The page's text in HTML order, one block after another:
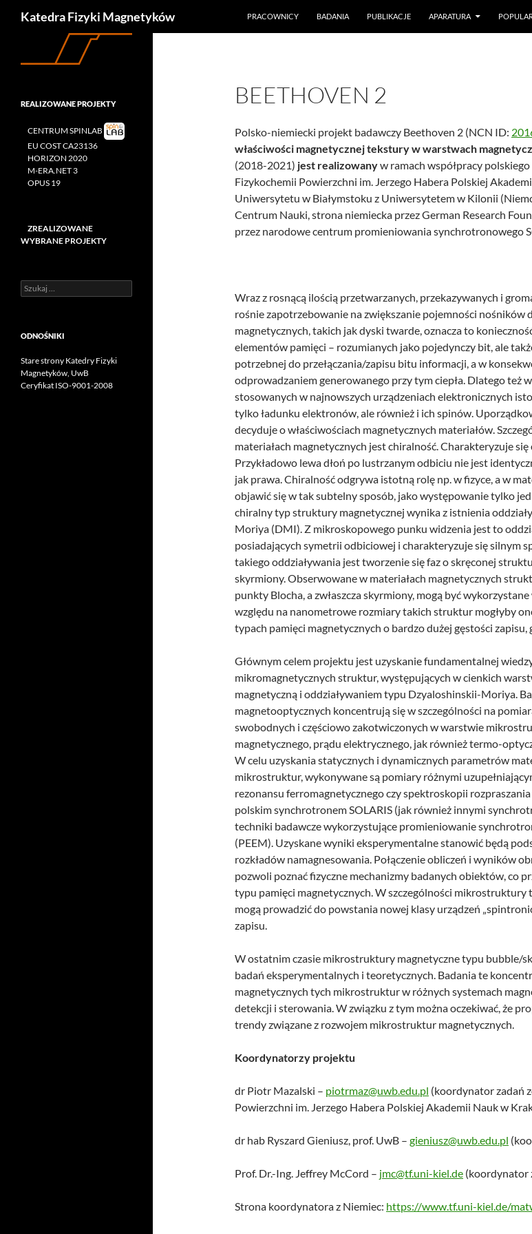
Katedra Fizyki Magnetyków PRACOWNICY BADANIA PUBLIKACJE APARATURA
BEETHOVEN 2
Polsko-niemiecki projekt badawczy Beethoven 2 (NCN ID:
właściwości magnetycznej tekstury w warstwach
(2018-2021) jest realizowanyw ramach współpracy
Fizykochemii Powierzchni im. Jerzego Habera Polskiej
Uniwersytetu w Białymstoku z Uniwersytetem w Kilonii
Centrum Nauki, strona niemiecka przez German Research
przez narodowe centrum promieniowania synchrotronowego
Wraz z rosnącą ilością przetwarzanych, przekazywanych i
rośnie zapotrzebowanie na zwiększanie pojemności nośników
magnetycznych, takich jak dyski twarde, oznacza to
elementów pamięci – rozumianych jako pojedynczy bit, ale
potrzebnej do przełączania/zapisu bitu informacji, a w
odprowadzaniem generowanego przy tym ciepła. Dlatego też
stosowanych w najnowszych urządzeniach elektronicznych
tylko ładunku elektronów, ale również i ich spinów.
decyduje o właściwościach magnetycznych materiałów.
materiałach magnetycznych jest chiralność. Charakteryzuje
Przykładowo lewa dłoń po lustrzanym odbiciu nie jest
jak prawa. Chiralność odgrywa istotną rolę np. w fizyce, a w
objawić się w tak subtelny sposób, jako występowanie tylko
chiralny typ struktury magnetycznej wynika z istnienia
Moriya (DMI). Z mikroskopowego punku widzenia jest to
posiadających symetrii odbiciowej i charakteryzuje się silnym
takiego oddziaływania jest tworzenie się faz o skręconej
skyrmiony. Obserwowane w materiałach magnetycznych
punkty Blocha, a zwłaszcza skyrmiony, mogą być
względu na nanometrowe rozmiary takich struktur mogłyby
typach pamięci magnetycznych o bardzo dużej gęstości
Głównym celem projektu jest uzyskanie fundamentalnej
mikromagnetycznych struktur, występujących w cienkich
magnetyczną i oddziaływaniem typu Dzyaloshinskii-Moriya.
magnetooptycznych koncentrują się w szczególności na
swobodnych i częściowo zakotwiczonych w warstwie
magnetycznego, prądu elektrycznego, jak również termo-
W celu uzyskania statycznych i dynamicznych parametrów
mikrostruktur, wykonywane są pomiary różnymi
rezonansu ferromagnetycznego czy spektroskopii
polskim synchrotronem SOLARIS (jak również innymi
techniki badawcze wykorzystujące promieniowanie
(PEEM). Uzyskane wyniki eksperymentalne stanowić będą
rozkładów namagnesowania. Połączenie obliczeń i wyników
pozwoli poznać fizyczne mechanizmy badanych obiektów, co
typu pamięci magnetycznych. W szczególności
mogą prowadzić do powstania nowej klasy urządzeń
zapisu.
W ostatnim czasie mikrostruktury magnetyczne typu bubble/
badań eksperymentalnych i teoretycznych. Badania te
magnetycznych tych mikrostruktur w różnych systemach
detekcji i sterowania. W związku z tym można oczekiwać, że
trendy związane z rozwojem mikrostruktur magnetycznych.
Koordynatorzy projektu
dr Piotr Mazalski – piotrmaz@uwb.edu.pl (koordynator zadań
Powierzchni im. Jerzego Habera Polskiej Akademii Nauk w
dr hab Ryszard Gieniusz, prof. UwB – gieniusz@uwb.edu.pl
Prof. Dr.-Ing. Jeffrey McCord – jmc@tf.uni-kiel.de (koordynator
Strona koordynatora z Niemiec: https://www.tf.uni-kiel.de/
REALIZOWANE PROJEKTY
CENTRUM SPINLAB
EU COST CA23136
HORIZON 2020
M-ERA.NET 3
OPUS 19
ZREALIZOWANE
WYBRANE PROJEKTY
Szukaj:
ODNOŚNIKI
Stare strony Katedry Fizyki
Magnetyków, UwB
Ceryfikat ISO-9001-2008